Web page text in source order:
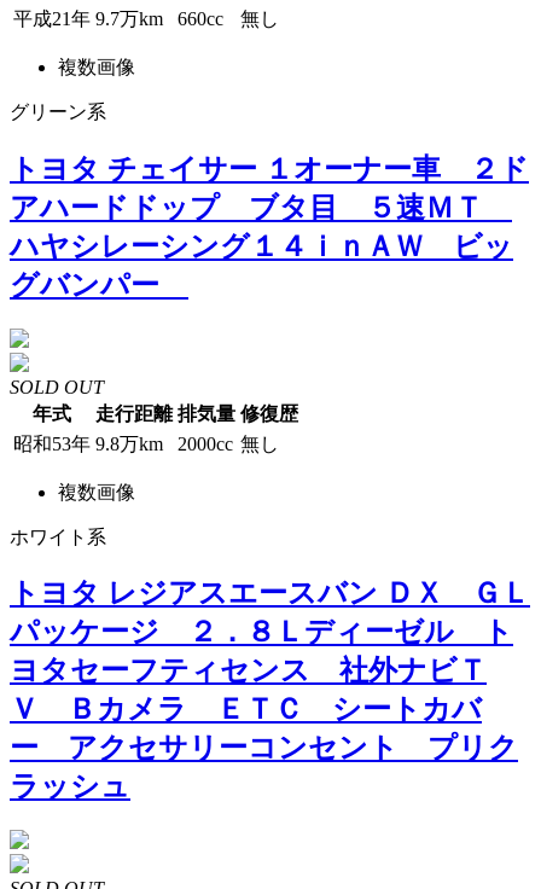
平成21年 9.7万km 660cc 無し
複数画像
グリーン系
トヨタ チェイサー １オーナー車 ２ド
アハードドップ ブタ目 ５速ＭＴ
ハヤシレーシング１４ｉｎＡＷ ビッ
グバンパー
SOLD OUT
年式
走行距離 排気量 修復歴
昭和53年 9.8万km 2000cc 無し
複数画像
ホワイト系
トヨタ レジアスエースバン ＤＸ ＧＬ
パッケージ ２．８Ｌディーゼル ト
ヨタセーフティセンス 社外ナビＴ
Ｖ Ｂカメラ ＥＴＣ シートカバ
ー アクセサリーコンセント プリク
ラッシュ